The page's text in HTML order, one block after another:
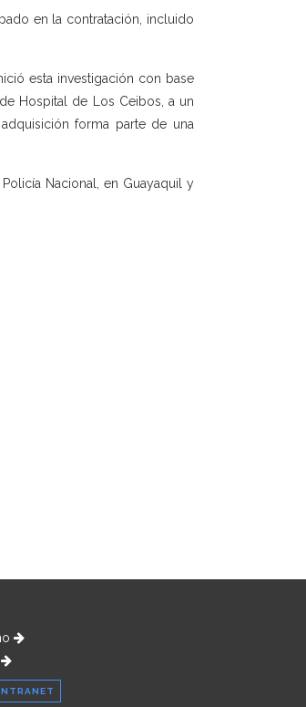
en la contratación, incluido
esta investigación con base
Hospital de Los Ceibos, a un
forma parte de una
Nacional, en Guayaquil y